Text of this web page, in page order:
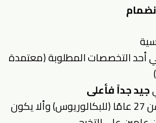
أحد التخصصات المطلوبة (معتمدة
جيد جداً فأعلى
✔ العمر لا يزيد عن 27 عامًا (للبكالوريوس) وألا يكون